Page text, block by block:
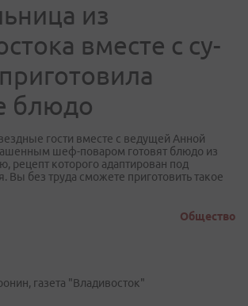
из
вместе с су-
блюдо
гости вместе с ведущей Анной
шеф-поваром готовят блюдо из
рецепт которого адаптирован под
Вы без труда сможете приготовить такое
Общество
газета "Владивосток"